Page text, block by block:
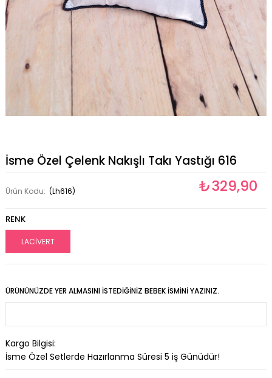
İsme Özel Çelenk Nakışlı Takı Yastığı 616
Ürün Kodu: (Lh616) ₺329,90
RENK
LACİVERT
ÜRÜNÜNÜZDE YER ALMASINI İSTEDIĞINIZ BEBEK İSMINI YAZINIZ.
Kargo Bilgisi:
İsme Özel Setlerde Hazırlanma Süresi 5 iş Günüdür!